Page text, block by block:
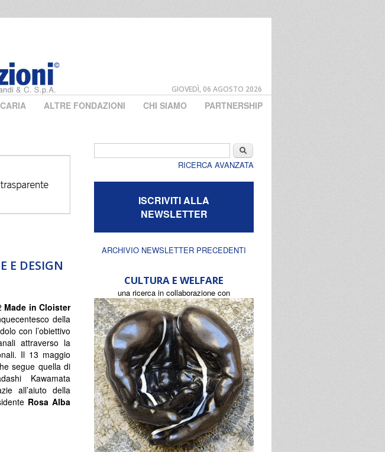
GIOVEDÌ, 06 AGOSTO 2026
ALTRE FONDAZIONI CHI SIAMO PARTNERSHIP
E DESIGN
Made in Cloister
della
con l’obiettivo
attraverso la
Il 13 maggio
segue quella di
Kawamata
all’aiuto della
Rosa Alba
Cerca
RICERCA AVANZATA
ISCRIVITI ALLA
NEWSLETTER
ARCHIVIO NEWSLETTER PRECEDENTI
CULTURA E WELFARE
una ricerca in collaborazione con